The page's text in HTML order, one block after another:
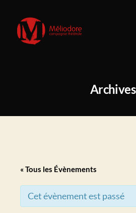
Archives
« Tous les Évènements
Cet évènement est passé